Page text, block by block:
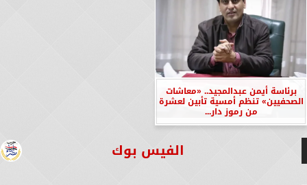
برئاسة أيمن عبدالمجيد.. «معاشات
الصحفيين» تنظم أمسية تأبين لعشرة
من رموز دار...
الفيس بوك